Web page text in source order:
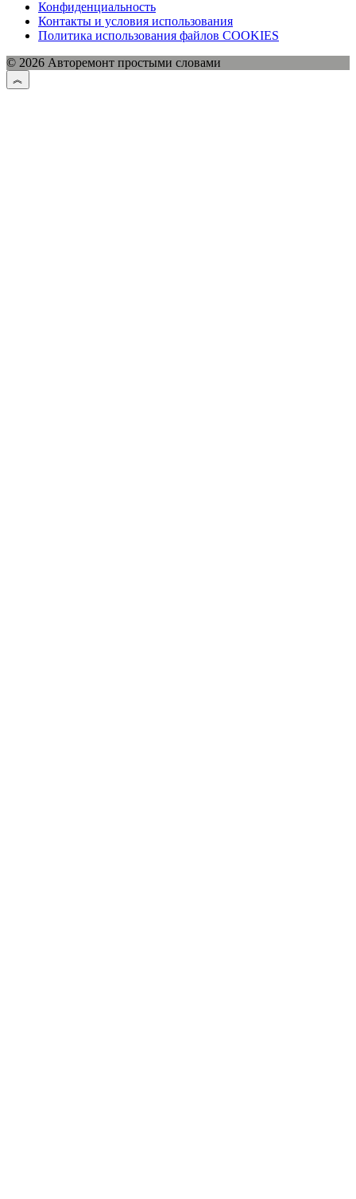
Конфиденциальность
Контакты и условия использования
Политика использования файлов COOKIES
© 2026 Авторемонт простыми словами